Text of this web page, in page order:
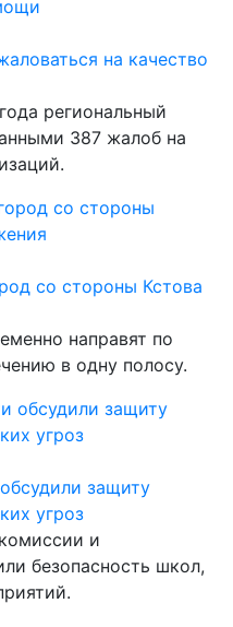
на качество
региональный
387 жалоб на
со стороны Кстова
направят по
в одну полосу.
защиту
угроз
и
безопасность школ,